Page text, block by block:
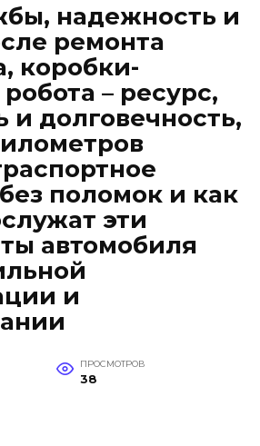
надежность и
ремонта
коробки-
– ресурс,
и долговечность,
поломок и как
эти
автомобиля
и
ПРОСМОТРОВ
38